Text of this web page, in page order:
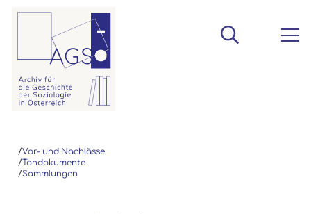
/Vor- und Nachlässe
/Tondokumente
/Sammlungen